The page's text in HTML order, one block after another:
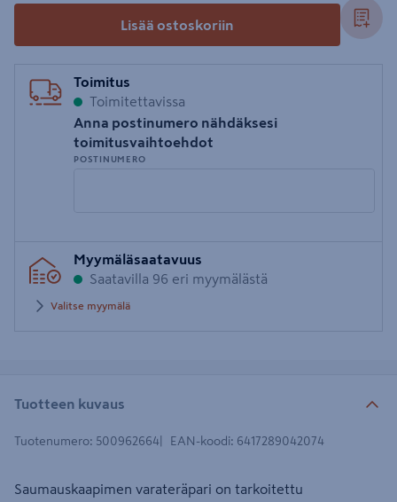
Lisää ostoskoriin
Toimitus
Toimitettavissa
Anna postinumero nähdäksesi
toimitusvaihtoehdot
POSTINUMERO
postinumero
Myymäläsaatavuus
Saatavilla 96 eri myymälästä
Valitse myymälä
Tuotteen kuvaus
Tuotenumero: 500962664 EAN-koodi: 6417289042074
Saumauskaapimen varateräpari on tarkoitettu